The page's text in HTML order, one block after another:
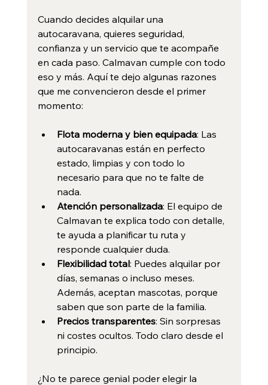
Cuando decides alquilar una
autocaravana, quieres seguridad,
confianza y un servicio que te acompañe
en cada paso. Calmavan cumple con todo
eso y más. Aquí te dejo algunas razones
que me convencieron desde el primer
momento:
Flota moderna y bien equipada: Las
autocaravanas están en perfecto
estado, limpias y con todo lo
necesario para que no te falte de
nada.
Atención personalizada: El equipo de
Calmavan te explica todo con detalle,
te ayuda a planificar tu ruta y
responde cualquier duda.
Flexibilidad total: Puedes alquilar por
días, semanas o incluso meses.
Además, aceptan mascotas, porque
saben que son parte de la familia.
Precios transparentes: Sin sorpresas
ni costes ocultos. Todo claro desde el
principio.
¿No te parece genial poder elegir la